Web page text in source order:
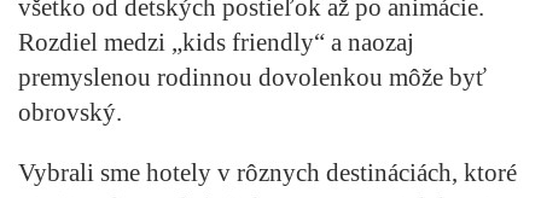
všetko od detských postieľok až po animácie.
Rozdiel medzi „kids friendly“ a naozaj
premyslenou rodinnou dovolenkou môže byť
obrovský.
Vybrali sme hotely v rôznych destináciách, ktoré